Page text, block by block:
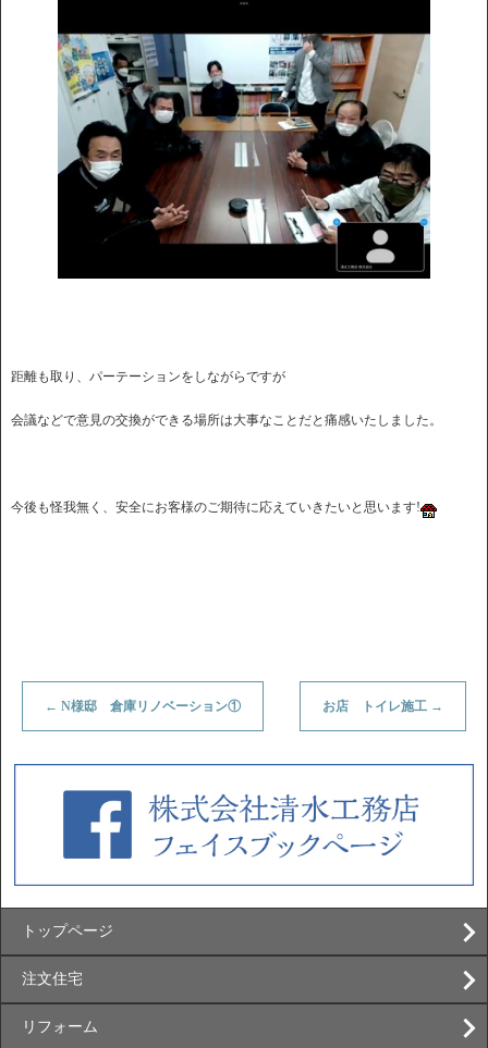
距離も取り、パーテーションをしながらですが
会議などで意見の交換ができる場所は大事なことだと痛感いたしました。
今後も怪我無く、安全にお客様のご期待に応えていきたいと思います!
← N様邸 倉庫リノベーション① お店 トイレ施工 →
トップページ
注文住宅
リフォーム